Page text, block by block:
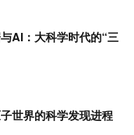
AI：大科学时代的“三
世界的科学发现进程